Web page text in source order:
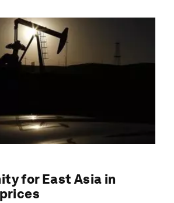
for East Asia in